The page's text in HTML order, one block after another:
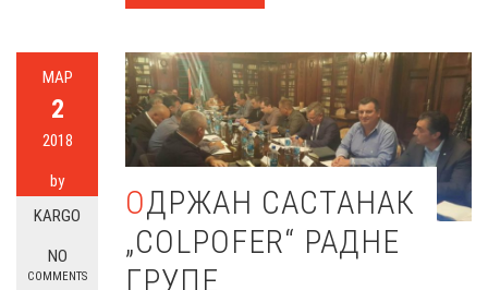
МАР
2
2018
by
KARGO
NO
COMMENTS
ОДРЖАН САСТАНАК
„COLPOFER“ РАДНЕ
ГРУПЕ